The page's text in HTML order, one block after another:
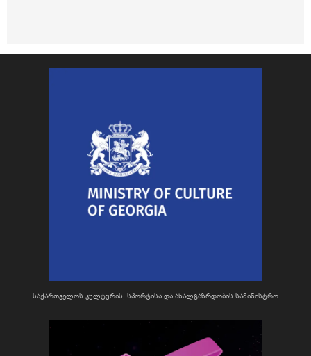
საქართველოს კულტურის, სპორტისა და ახალგაზრდობის სამინისტრო